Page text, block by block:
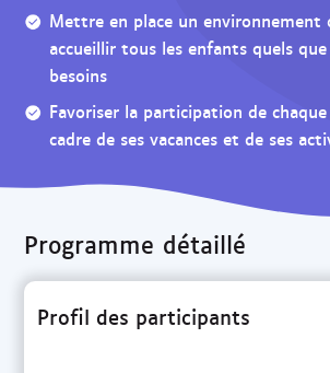
Mettre en place un environnement
accueillir tous les enfants quels
besoins
Favoriser la participation de
cadre de ses vacances et de ses
Programme détaillé
Profil des participants